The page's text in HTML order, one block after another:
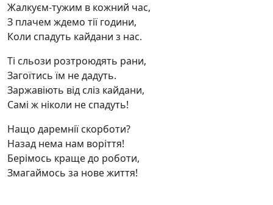
Жалкуєм-тужим в кожний час,
З плачем ждемо тії години,
Коли спадуть кайдани з нас.
Ті сльози розтроюдять рани,
Загоїтись їм не дадуть.
Заржавіють від сліз кайдани,
Самі ж ніколи не спадуть!
Нащо даремнії скорботи?
Назад нема нам воріття!
Берімось краще до роботи,
Змагаймось за нове життя!